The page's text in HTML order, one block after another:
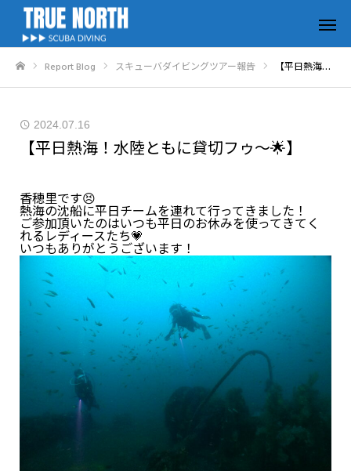
Report Blog スキューバダイビングツアー報告 【平日熱海！水陸ともに貸切フゥ～🌟】
2024.07.16
【平日熱海！水陸ともに貸切フゥ～🌟】
香穂里です😣
熱海の沈船に平日チームを連れて行ってきました！
ご参加頂いたのはいつも平日のお休みを使ってきてく
れるレディースたち💗
いつもありがとうございます！